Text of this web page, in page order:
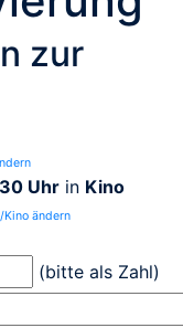
zur
Uhr in Kino
ändern
(bitte als Zahl)